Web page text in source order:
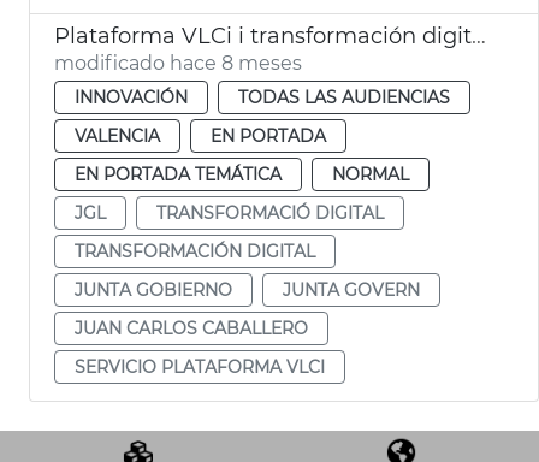
Plataforma VLCi i transformación digital València
modificado hace 8 meses
INNOVACIÓN
TODAS LAS AUDIENCIAS
VALENCIA
EN PORTADA
EN PORTADA TEMÁTICA
NORMAL
JGL
TRANSFORMACIÓ DIGITAL
TRANSFORMACIÓN DIGITAL
JUNTA GOBIERNO
JUNTA GOVERN
JUAN CARLOS CABALLERO
SERVICIO PLATAFORMA VLCI